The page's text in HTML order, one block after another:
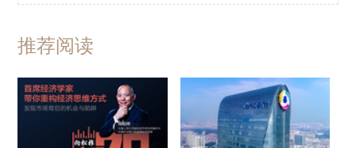
推荐阅读